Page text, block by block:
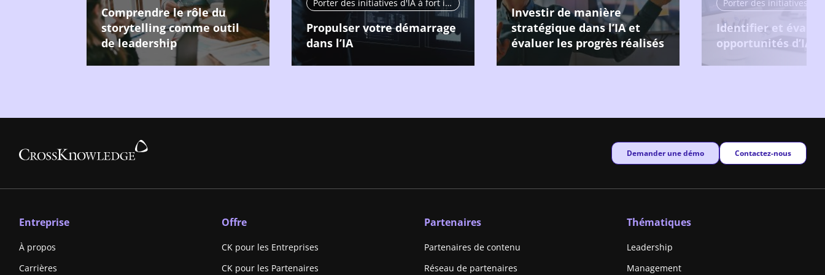
Comprendre le rôle du
storytelling comme outil
de leadership
Porter des initiatives d'IA à fort impact
Propulser votre démarrage
dans l’IA
Investir de manière
stratégique dans l’IA et
évaluer les progrès réalisés
Identifier et
opportunités d’IA
New window
Demander une démo New window
Contactez-nous
Entreprise
À propos
Carrières
Offre
CK pour les Entreprises
CK pour les Partenaires
Partenaires
Partenaires de contenu
Réseau de partenaires
Thématiques
Leadership
Management